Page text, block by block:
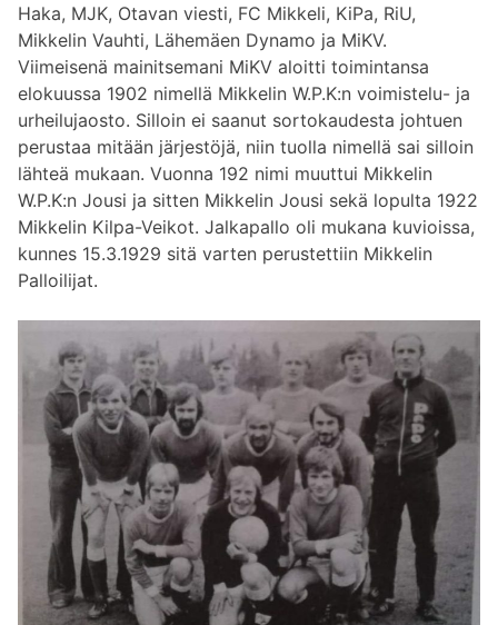
Haka, MJK, Otavan viesti, FC Mikkeli, KiPa, RiU,
Mikkelin Vauhti, Lähemäen Dynamo ja MiKV.
Viimeisenä mainitsemani MiKV aloitti toimintansa
elokuussa 1902 nimellä Mikkelin W.P.K:n voimistelu- ja
urheilujaosto. Silloin ei saanut sortokaudesta johtuen
perustaa mitään järjestöjä, niin tuolla nimellä sai silloin
lähteä mukaan. Vuonna 192 nimi muuttui Mikkelin
W.P.K:n Jousi ja sitten Mikkelin Jousi sekä lopulta 1922
Mikkelin Kilpa-Veikot. Jalkapallo oli mukana kuvioissa,
kunnes 15.3.1929 sitä varten perustettiin Mikkelin
Palloilijat.